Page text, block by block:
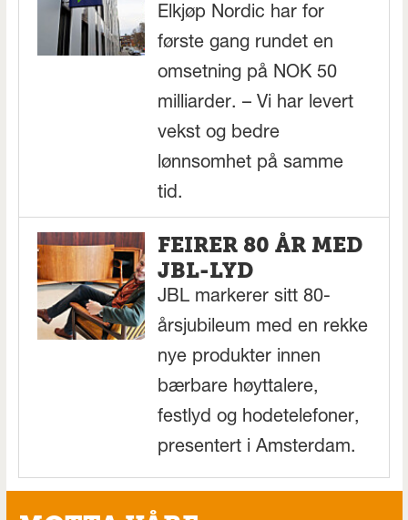
Elkjøp Nordic har for
første gang rundet en
omsetning på NOK 50
milliarder. – Vi har levert
vekst og bedre
lønnsomhet på samme
tid.
FEIRER 80 ÅR MED
JBL-LYD
JBL markerer sitt 80-
årsjubileum med en rekke
nye produkter innen
bærbare høyttalere,
festlyd og hodetelefoner,
presentert i Amsterdam.